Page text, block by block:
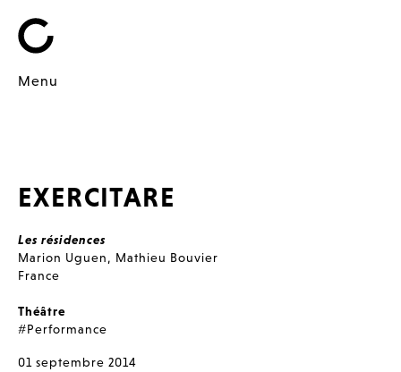
Menu
EXERCITARE
Les résidences
Marion Uguen, Mathieu Bouvier
France
Théâtre
#Performance
01 septembre 2014